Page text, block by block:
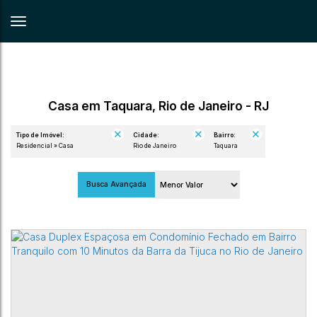
Casa em Taquara, Rio de Janeiro - RJ
Tipo de Imóvel:
Residencial » Casa
Cidade:
Rio de Janeiro
Bairro:
Taquara
Busca Avançada